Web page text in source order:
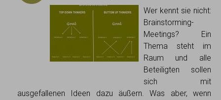
Wer kennt sie nicht:
Brainstorming-
Meetings? Ein
Thema steht im
Raum und alle
Beteiligten sollen
sich mit
ausgefallenen Ideen dazu äußern. Was aber, wenn